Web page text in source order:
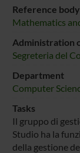
Reference body
Mathematics
Administration
Segreteria del
Department
Computer
Tasks
Il gruppo di
Studio ha la
della gestione